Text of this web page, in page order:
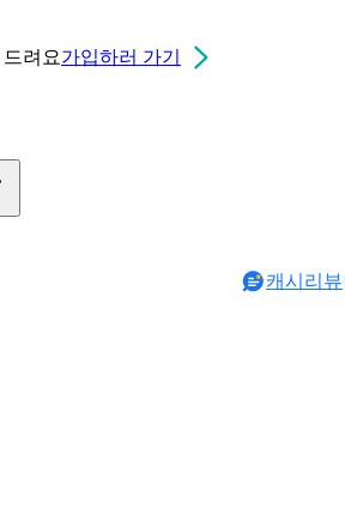
드려요가입하러 가기
캐시리뷰